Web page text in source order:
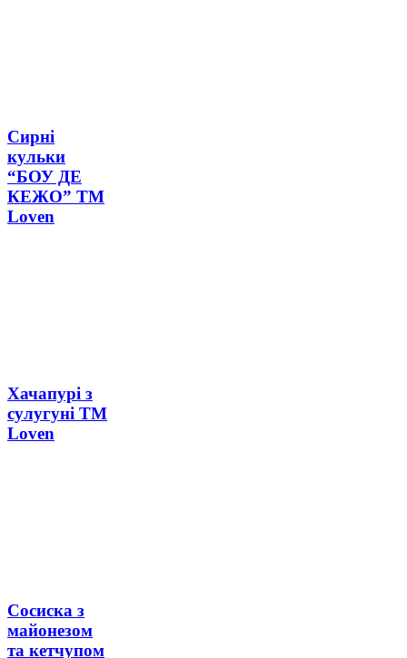
Сирні
кульки
“БОУ ДЕ
КЕЖО” ТМ
Loven
Хачапурі з
сулугуні ТМ
Loven
Сосиска з
майонезом
та кетчупом